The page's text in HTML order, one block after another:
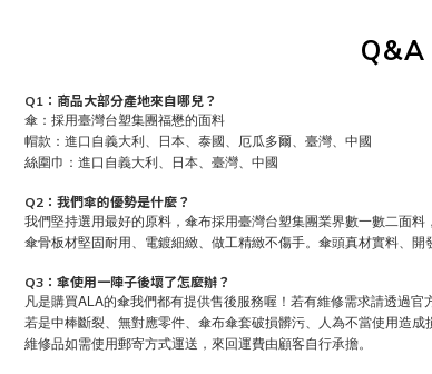
Q&A
Q1：商品大部分產地來自哪兒？
傘：採用臺灣台塑集團福懋的面料
帽款：進口自義大利、日本、泰國、厄瓜多爾、臺灣、中國
絲圍巾：進口自義大利、日本、臺灣、中國
Q2：我們傘的優勢是什麼？
我們堅持選用最好的原料，傘布採用臺灣台塑集團業界數一數二面料
傘骨板材堅固耐用、電鍍細緻、做工精緻不傷手。傘頭真材實料、開
Q3：傘使用一陣子後壞了怎麼辦？
凡是購買ALA的傘我們都有提供售後服務喔！若有維修需求請透過
若是中棒斷裂、無對應零件、傘布傘套破損髒污、人為不當使用造成
維修品如需使用郵寄方式運送，來回運費由顧客自行承擔。